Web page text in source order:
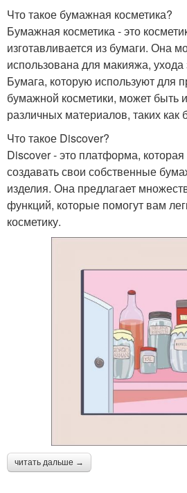
Что такое бумажная косметика?
Бумажная косметика - это
изготавливается из бумаги. Она
использована для макияжа,
Бумага, которую используют для
бумажной косметики, может быть
различных материалов, таких как
Что такое Discover?
Discover - это платформа,
создавать свои собственные
изделия. Она предлагает
функций, которые помогут вам
косметику.
читать дальше →